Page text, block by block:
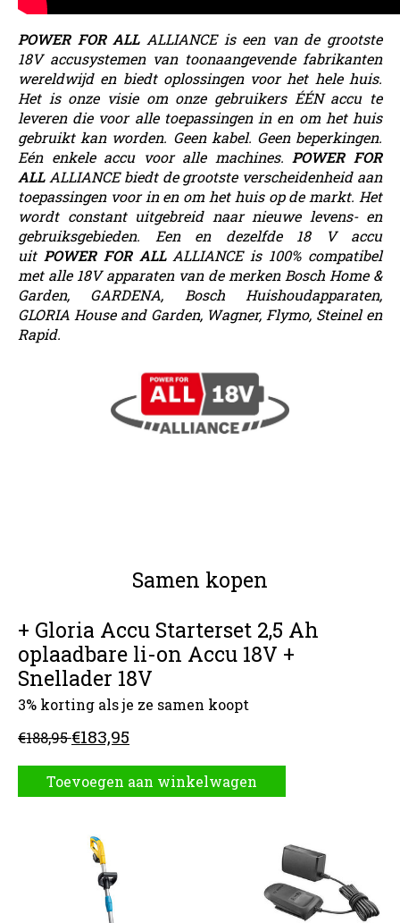
POWER FOR ALLALLIANCE is een van de grootste
18V accusystemen van toonaangevende fabrikanten
wereldwijd en biedt oplossingen voor het hele huis.
Het is onze visie om onze gebruikers ÉÉN accu te
leveren die voor alle toepassingen in en om het huis
gebruikt kan worden. Geen kabel. Geen beperkingen.
Eén enkele accu voor alle machines.POWER FOR
ALLALLIANCE biedt de grootste verscheidenheid aan
toepassingen voor in en om het huis op de markt. Het
wordt constant uitgebreid naar nieuwe levens- en
gebruiksgebieden. Een en dezelfde 18 V accu
uit POWER FOR ALLALLIANCE is 100% compatibel
met alle 18V apparaten van de merken Bosch Home &
Garden, GARDENA, Bosch Huishoudapparaten,
GLORIA House and Garden, Wagner, Flymo, Steinel en
Rapid.
Samen kopen
+ Gloria Accu Starterset 2,5 Ah
oplaadbare li-on Accu 18V +
Snellader 18V
3% korting als je ze samen koopt
€188,95€183,95
Toevoegen aan winkelwagen
Carrousel van gebundelde producten